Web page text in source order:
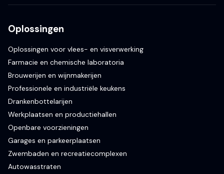
Oplossingen
Oplossingen voor vlees- en visverwerking
Farmacie en chemische laboratoria
Brouwerijen en wijnmakerijen
Professionele en industriële keukens
Drankenbottelarijen
Werkplaatsen en productiehallen
Openbare voorzieningen
Garages en parkeerplaatsen
Zwembaden en recreatiecomplexen
Autowasstraten